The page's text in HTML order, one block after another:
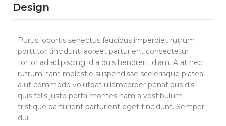
Design
Purus lobortis senectus faucibus imperdiet rutrum
porttitor tincidunt laoreet parturient consectetur
tortor ad adipiscing id a duis hendrerit diam. A at nec
rutrum nam molestie suspendisse scelerisque platea
a ut commodo volutpat ullamcorper penatibus dis
quis felis justo porta montes nam a vestibulum
tristique parturient parturient eget tincidunt. Semper
dui.